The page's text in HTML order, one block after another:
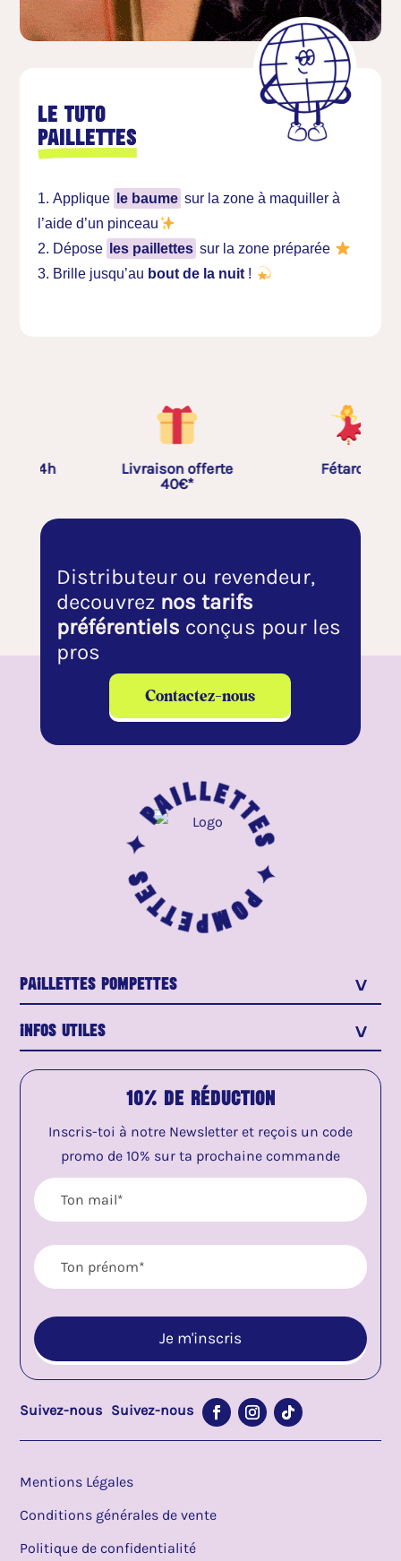
Le tuto
Paillettes
Applique le baume sur la zone à maquiller à
l’aide d’un pinceau
Dépose
les paillettes sur la zone préparée
Brille jusqu’au bout de la nuit !
Livraison offerte
Distributeur ou revendeur,
decouvrez nos tarifs
préférentielsconçus pour les
pros
Contactez-nous
Paillettes ✦
Pompettes ✦
PaIllettes Pompettes >
Infos utiles >
10% de réduction
Inscris-toi à notre Newsletter et reçois un code
promo de 10% sur ta prochaine commande
Suivez-nous Suivez-nous
Mentions Légales
Conditions générales de vente
Politique de confidentialité